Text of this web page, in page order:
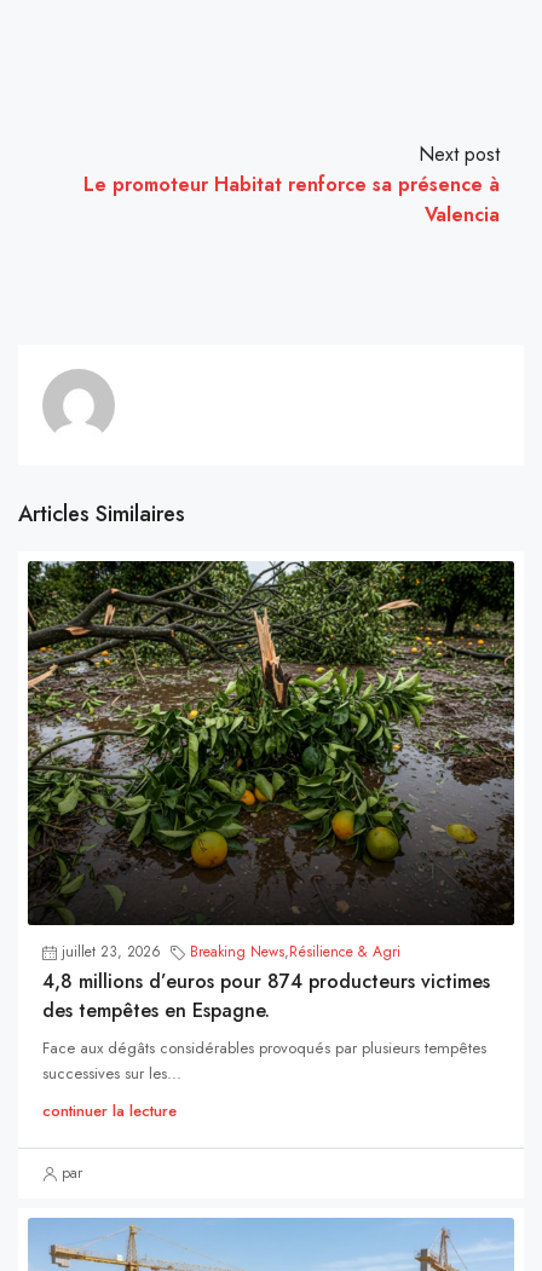
Next post
Le promoteur Habitat renforce sa présence à
Valencia
Articles Similaires
juillet 23, 2026 Breaking News,Résilience & Agri
4,8 millions d’euros pour 874 producteurs victimes
des tempêtes en Espagne.
Face aux dégâts considérables provoqués par plusieurs tempêtes
successives sur les...
continuer la lecture
par